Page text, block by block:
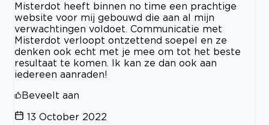
Misterdot heeft binnen no time een prachtige
website voor mij gebouwd die aan al mijn
verwachtingen voldoet. Communicatie met
Misterdot verloopt ontzettend soepel en ze
denken ook echt met je mee om tot het beste
resultaat te komen. Ik kan ze dan ook aan
iedereen aanraden!
Beveelt aan
13 October 2022